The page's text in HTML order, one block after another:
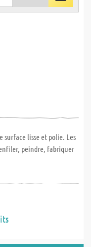
surface lisse et polie. Les
peindre, fabriquer